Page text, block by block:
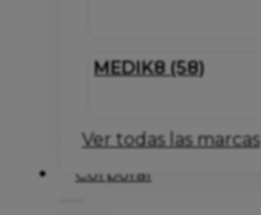
MEDIK8 (58)
Ver todas las marcas
Corporal